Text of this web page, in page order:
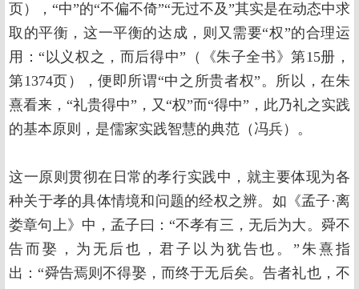
页），“中”的“不偏不倚”“无过不及”其实是在动态中求
取的平衡，这一平衡的达成，则又需要“权”的合理运
用：“以义权之，而后得中”（《朱子全书》第15册，
第1374页），便即所谓“中之所贵者权”。所以，在朱
熹看来，“礼贵得中”，又“权”而“得中”，此乃礼之实践
的基本原则，是儒家实践智慧的典范（冯兵）。
这一原则贯彻在日常的孝行实践中，就主要体现为各
种关于孝的具体情境和问题的经权之辨。如《孟子·离
娄章句上》中，孟子曰：“不孝有三，无后为大。舜不
告而娶，为无后也，君子以为犹告也。”朱熹指
出：“舜告焉则不得娶，而终于无后矣。告者礼也，不